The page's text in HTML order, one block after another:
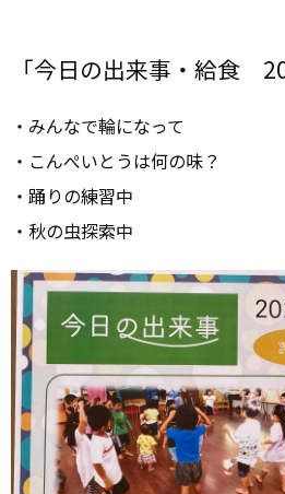
「今日の出来事・給食
・みんなで輪になって
・こんぺいとうは何の味？
・踊りの練習中
・秋の虫探索中